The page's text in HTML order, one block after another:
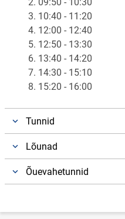
3. 10:40 - 11:20
4. 12:00 - 12:40
5. 12:50 - 13:30
6. 13:40 - 14:20
7. 14:30 - 15:10
8. 15:20 - 16:00
Tunnid
Lõunad
Õuevahetunnid